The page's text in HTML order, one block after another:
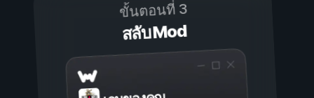
ขั้นตอนที่ 3
สลับ Mod